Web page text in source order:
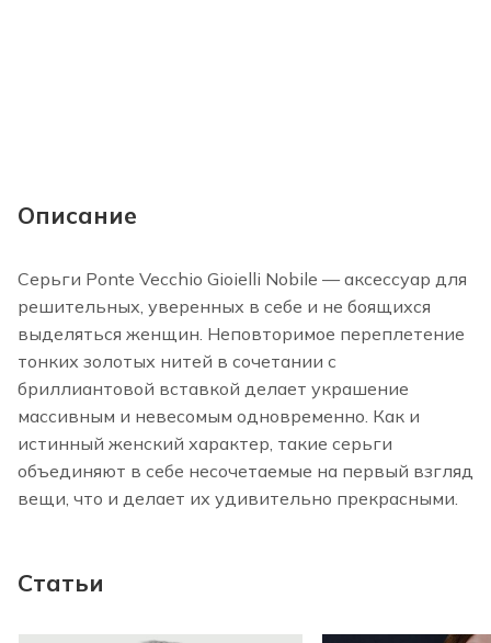
Описание
Серьги Ponte Vecchio Gioielli Nobile — аксессуар для
решительных, уверенных в себе и не боящихся
выделяться женщин. Неповторимое переплетение
тонких золотых нитей в сочетании с
бриллиантовой вставкой делает украшение
массивным и невесомым одновременно. Как и
истинный женский характер, такие серьги
объединяют в себе несочетаемые на первый взгляд
вещи, что и делает их удивительно прекрасными.
Статьи